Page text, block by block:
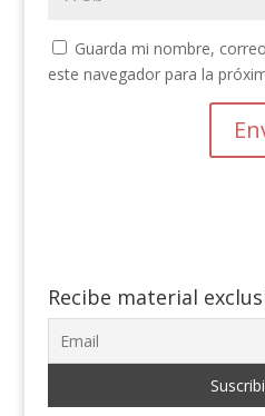
Guarda mi nombre,
este navegador para la
Recibe material